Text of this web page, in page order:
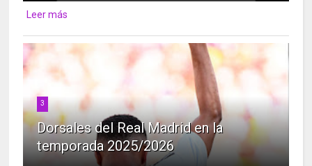
Leer más
3
Dorsales del Real Madrid en la
temporada 2025/2026